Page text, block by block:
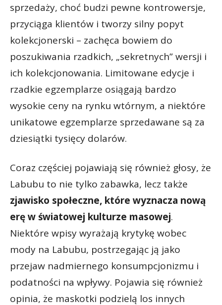
sprzedaży, choć budzi pewne kontrowersje,
przyciąga klientów i tworzy silny popyt
kolekcjonerski – zachęca bowiem do
poszukiwania rzadkich, „sekretnych” wersji i
ich kolekcjonowania. Limitowane edycje i
rzadkie egzemplarze osiągają bardzo
wysokie ceny na rynku wtórnym, a niektóre
unikatowe egzemplarze sprzedawane są za
dziesiątki tysięcy dolarów.
Coraz częściej pojawiają się również głosy, że
Labubu to nie tylko zabawka, lecz także
zjawisko społeczne, które wyznacza nową
erę w światowej kulturze masowej.
Niektóre wpisy wyrażają krytykę wobec
mody na Labubu, postrzegając ją jako
przejaw nadmiernego konsumpcjonizmu i
podatności na wpływy. Pojawia się również
opinia, że maskotki podzielą los innych